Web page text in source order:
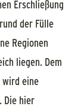
Erschließung
der Fülle
Regionen
liegen. Dem
eine
Die hier